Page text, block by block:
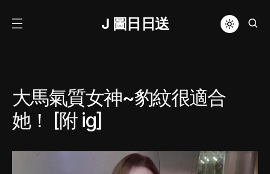
J 圖日日送
大馬氣質女神~豹紋很適合
她！ [附 ig]